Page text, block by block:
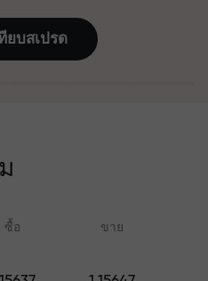
MacBook
ค่ฝากเงิน
ะกันกำไรเพิ่ม
ยบสเปรด
ซื้อ ขาย